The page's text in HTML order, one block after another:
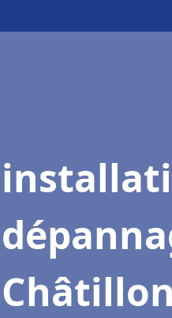
Châtillon